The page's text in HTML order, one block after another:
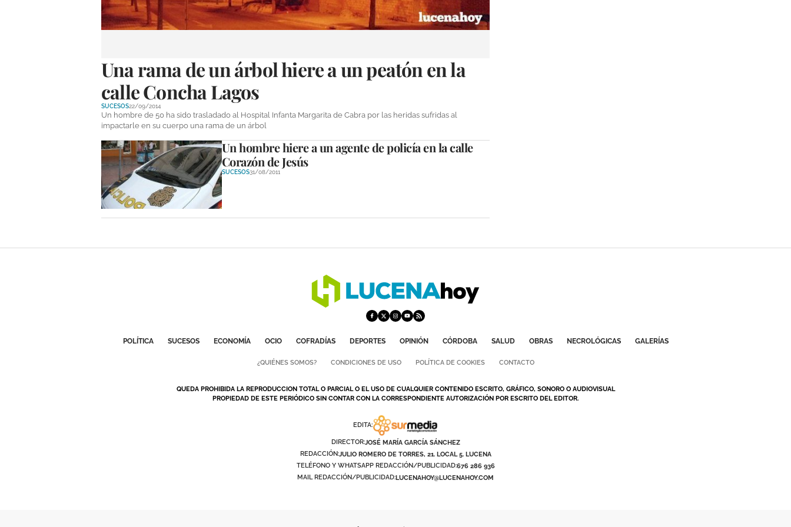
Una rama de un árbol hiere a un peatón en la
calle Concha Lagos
SUCESOS22/09/2014
Un hombre de 50 ha sido trasladado al Hospital Infanta Margarita de Cabra por las heridas sufridas al
impactarle en su cuerpo una rama de un árbol
Un hombre hiere a un agente de policía en la calle
Corazón de Jesús
SUCESOS31/08/2011
POLÍTICA SUCESOS ECONOMÍA OCIO COFRADÍAS DEPORTES OPINIÓN CÓRDOBA SALUD OBRAS NECROLÓGICAS GALERÍAS
¿QUIÉNES SOMOS? CONDICIONES DE USO POLÍTICA DE COOKIES CONTACTO
QUEDA PROHIBIDA LA REPRODUCCION TOTAL O PARCIAL O EL USO DE CUALQUIER CONTENIDO ESCRITO, GRÁFICO, SONORO O AUDIOVISUAL
PROPIEDAD DE ESTE PERIÓDICO SIN CONTAR CON LA CORRESPONDIENTE AUTORIZACIÓN POR ESCRITO DEL EDITOR.
EDITA:
DIRECTOR:JOSÉ MARÍA GARCÍA SÁNCHEZ
REDACCIÓN:JULIO ROMERO DE TORRES, 21. LOCAL 5. LUCENA
TELÉFONO Y WHATSAPP REDACCIÓN/PUBLICIDAD:676 286 936
MAIL REDACCIÓN/PUBLICIDAD:LUCENAHOY@LUCENAHOY.COM